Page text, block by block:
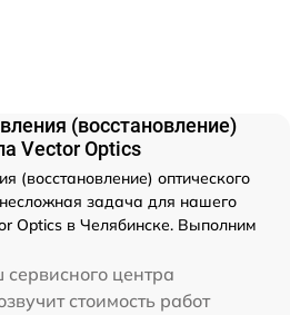
(восстановление)
Vector Optics
(восстановление) оптического
задача для нашего
Optics в Челябинске. Выполним
центра
стоимость работ